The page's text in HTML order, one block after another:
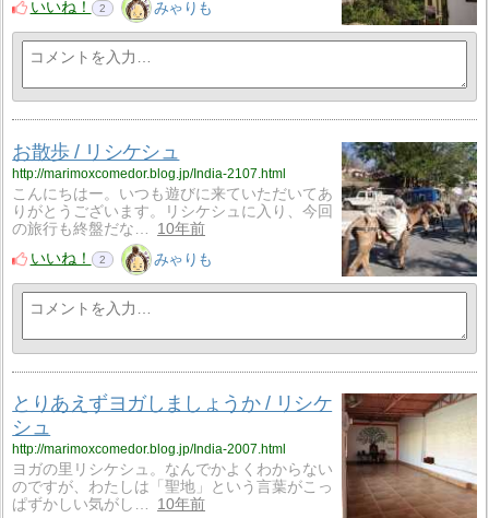
いいね！ 2 みゃりも
お散歩 / リシケシュ
http://marimoxcomedor.blog.jp/India-2107.html
こんにちはー。いつも遊びに来ていただいてあ
りがとうございます。リシケシュに入り、今回
の旅行も終盤だな…
10年前
いいね！
2 みゃりも
とりあえずヨガしましょうか / リシケ
シュ
http://marimoxcomedor.blog.jp/India-2007.html
ヨガの里リシケシュ。なんでかよくわからない
のですが、わたしは「聖地」という言葉がこっ
ぱずかしい気がし…
10年前